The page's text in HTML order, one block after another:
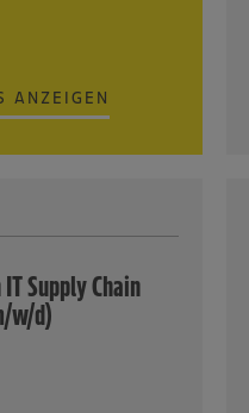
ANZEIGEN
Supply Chain
w/d)